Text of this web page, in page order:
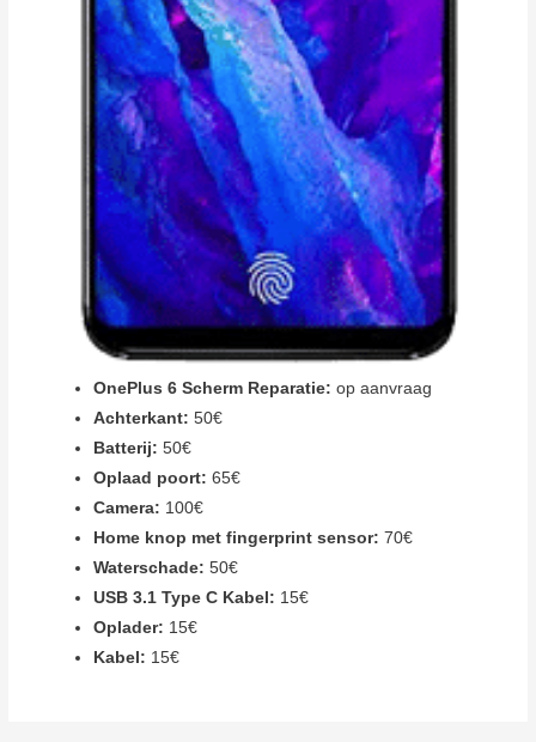
OnePlus 6 Scherm Reparatie: op aanvraag
Achterkant: 50€
Batterij: 50€
Oplaad poort: 65€
Camera: 100€
Home knop met fingerprint sensor: 70€
Waterschade: 50€
USB 3.1 Type C Kabel: 15€
Oplader: 15€
Kabel: 15€